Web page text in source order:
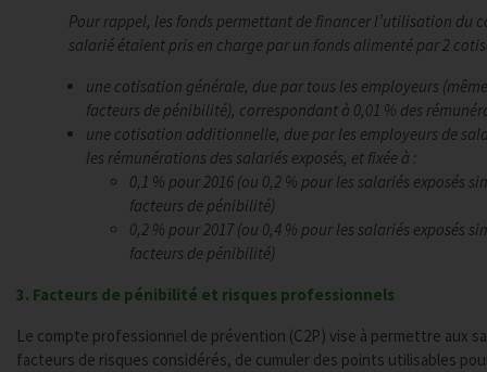
Pour rappel, les fonds permettant de financer l’utilisation du
salarié étaient pris en charge par un fonds alimenté par 2
une cotisation générale, due par tous les employeurs
facteurs de pénibilité), correspondant à 0,01 % des
une cotisation additionnelle, due par les employeurs de
les rémunérations des salariés exposés, et fixée à :
0,1 % pour 2016 (ou 0,2 % pour les salariés exposés
facteurs de pénibilité)
0,2 % pour 2017 (ou 0,4 % pour les salariés exposés
facteurs de pénibilité)
3. Facteurs de pénibilité et risques professionnels
Le compte professionnel de prévention (C2P) vise à permettre aux
facteurs de risques considérés, de cumuler des points utilisables